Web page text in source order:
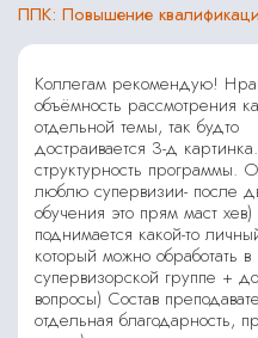
ППК: Повышение
Коллегам рекомендую!
объёмность рассмотрения
отдельной темы, так будто
достраивается 3-д
структурность программы.
люблю супервизии- после
обучения это прям маст
поднимается какой-то
который можно обработать в
супервизорской группе +
вопросы) Состав
отдельная благодарность,